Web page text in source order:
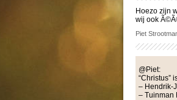
Hoezo zijn
wij ook
Piet
@Piet:
“Christus”
– Hendrik-
– Tuinman